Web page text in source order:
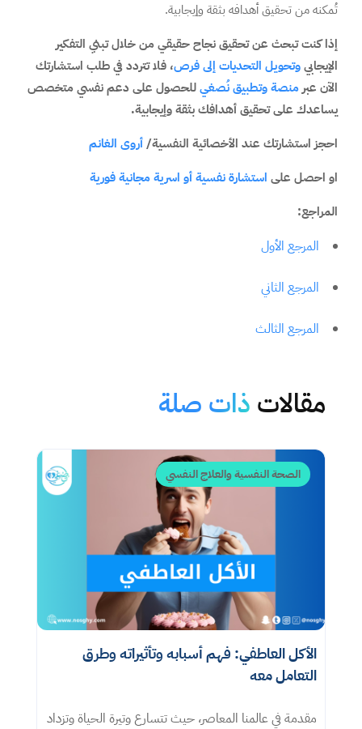
تُمكنه من تحقيق أهدافه بثقة وإيجابية.
إذا كنت تبحث عن تحقيق نجاح حقيقي من خلال تبني التفكير
الإيجابيوتحويل التحديات إلى فرص، فلا تتردد في طلب استشارتك
الآن عبر منصة وتطبيق نُصغيللحصول على دعم نفسي متخصص
يساعدك على تحقيق أهدافك بثقة وإيجابية.
احجز استشارتك عند الأخصائية النفسية/أروى الغانم
او احصل على استشارة نفسية أو اسرية مجانية فورية
المراجع:
المرجع الأول
المرجع الثاني
المرجع الثالث
مقالات ذات صلة
الصحة النفسية والعلاج النفسي
الأكل العاطفي: فهم أسبابه وتأثيراته وطرق
التعامل معه​
مقدمة في عالمنا المعاصر، حيث تتسارع وتيرة الحياة وتزداد